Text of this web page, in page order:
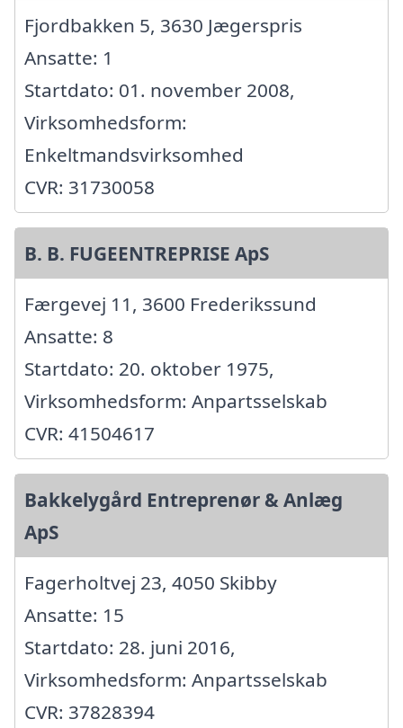
Fjordbakken 5, 3630 Jægerspris
Ansatte: 1
Startdato: 01. november 2008,
Virksomhedsform:
Enkeltmandsvirksomhed
CVR: 31730058
B. B. FUGEENTREPRISE ApS
Færgevej 11, 3600 Frederikssund
Ansatte: 8
Startdato: 20. oktober 1975,
Virksomhedsform: Anpartsselskab
CVR: 41504617
Bakkelygård Entreprenør & Anlæg
ApS
Fagerholtvej 23, 4050 Skibby
Ansatte: 15
Startdato: 28. juni 2016,
Virksomhedsform: Anpartsselskab
CVR: 37828394